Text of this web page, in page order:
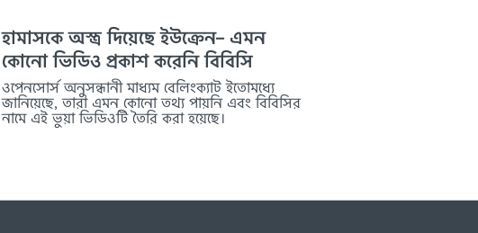
হামাসকে অস্ত্র দিয়েছে ইউক্রেন– এমন
কোনো ভিডিও প্রকাশ করেনি বিবিসি
ওপেনসোর্স অনুসন্ধানী মাধ্যম বেলিংক্যাট ইতোমধ্যে
জানিয়েছে, তারা এমন কোনো তথ্য পায়নি এবং বিবিসির
নামে এই ভুয়া ভিডিওটি তৈরি করা হয়েছে।